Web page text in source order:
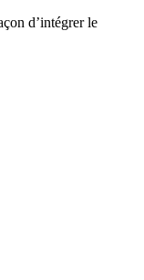
d’intégrer le